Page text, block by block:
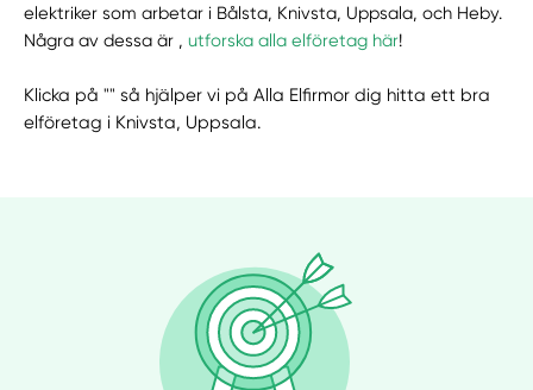
elektriker som arbetar i Bålsta, Knivsta, Uppsala, och Heby.
Några av dessa är ,utforska alla elföretag här!
Klicka på "" så hjälper vi på Alla Elfirmor dig hitta ett bra
elföretag i Knivsta, Uppsala.